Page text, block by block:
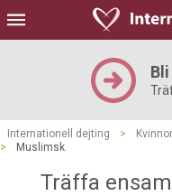
Internationell dejting > Kvinnor
>
Muslimsk
Träffa